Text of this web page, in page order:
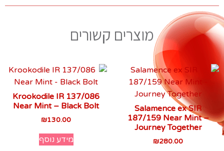
מוצרים קשורים
Salamence ex SIR
187/159 Near Mint –
Journey Together
₪280.00
Krookodile IR 137/086
Near Mint – Black Bolt
₪130.00
מידע נוסף